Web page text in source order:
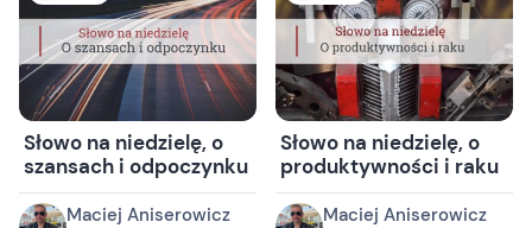
Słowo na niedzielę, o
szansach i odpoczynku
Maciej Aniserowicz
Słowo na niedzielę, o
produktywności i raku
Maciej Aniserowicz